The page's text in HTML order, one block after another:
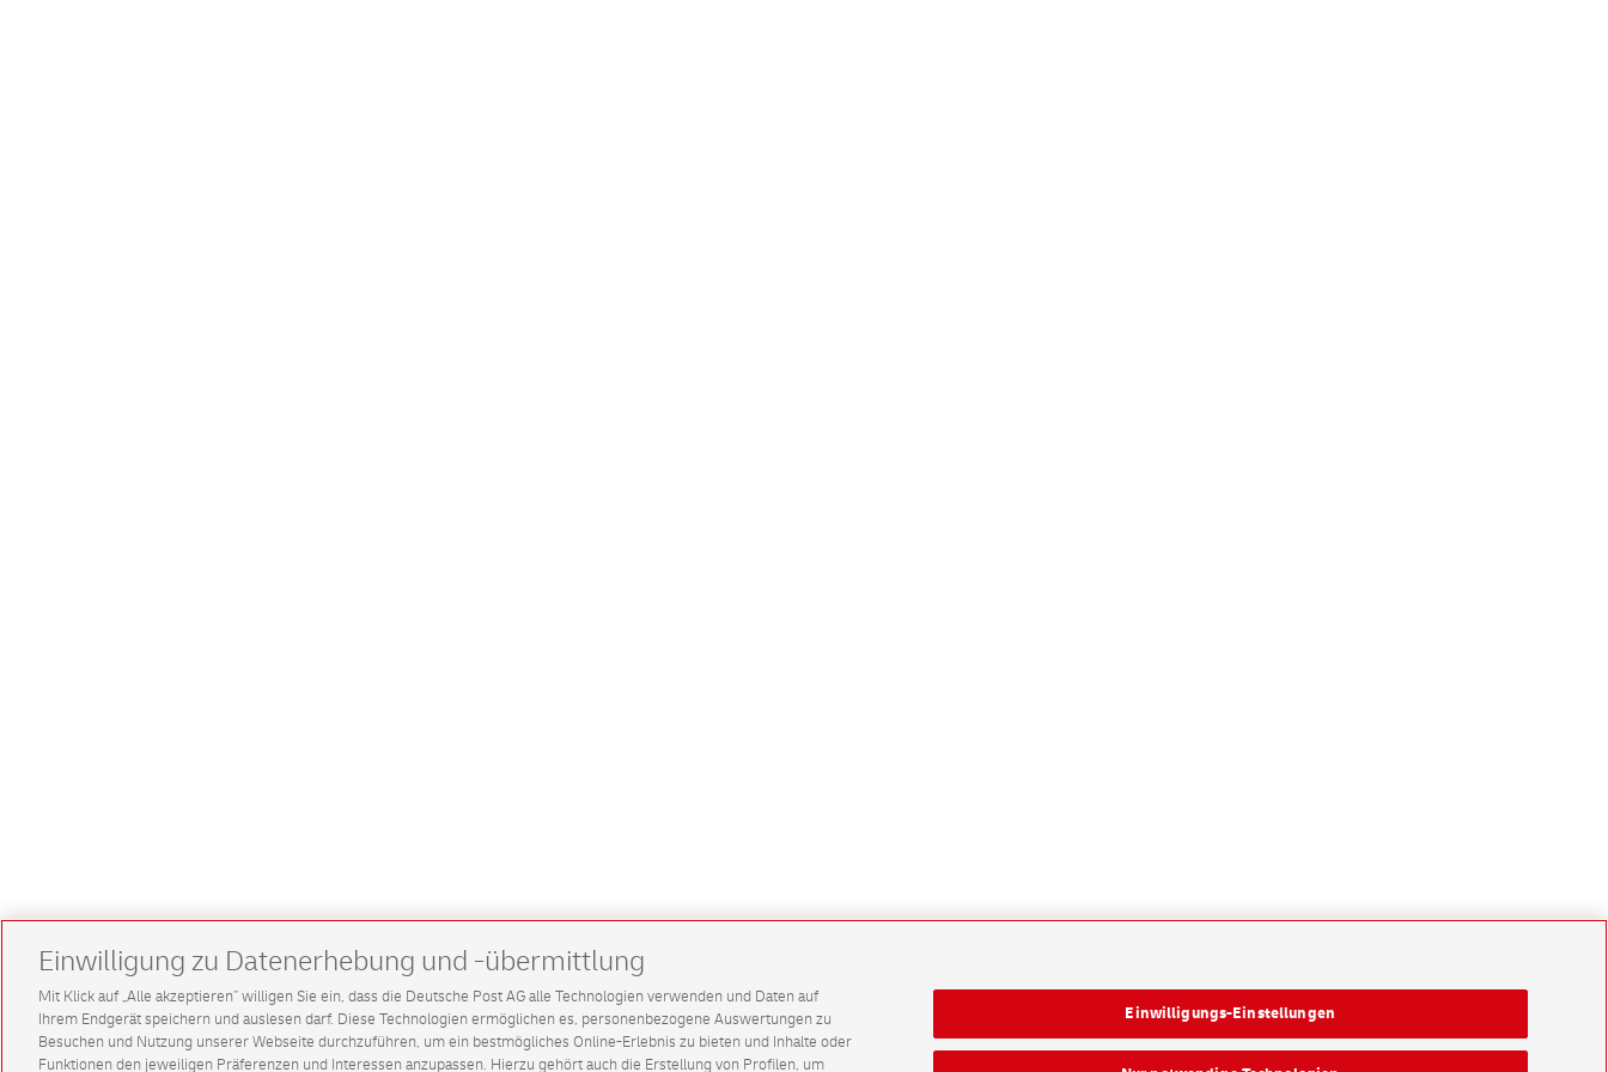
Einwilligung zu Datenerhebung und -übermittlung
Mit Klick auf „Alle akzeptieren” willigen Sie ein, dass die Deutsche Post AG alle Technologien verwenden und Daten auf
Ihrem Endgerät speichern und auslesen darf. Diese Technologien ermöglichen es, personenbezogene Auswertungen zu
Besuchen und Nutzung unserer Webseite durchzuführen, um ein bestmögliches Online-Erlebnis zu bieten und Inhalte oder
Funktionen den jeweiligen Präferenzen und Interessen anzupassen. Hierzu gehört auch die Erstellung von Profilen, um
Einwilligungs-Einstellungen